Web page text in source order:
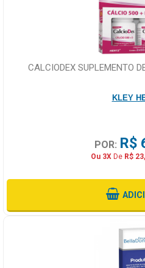
CALCIODEX SUPLEMENTO
KLEY
POR: R$
Ou 3XDe R$